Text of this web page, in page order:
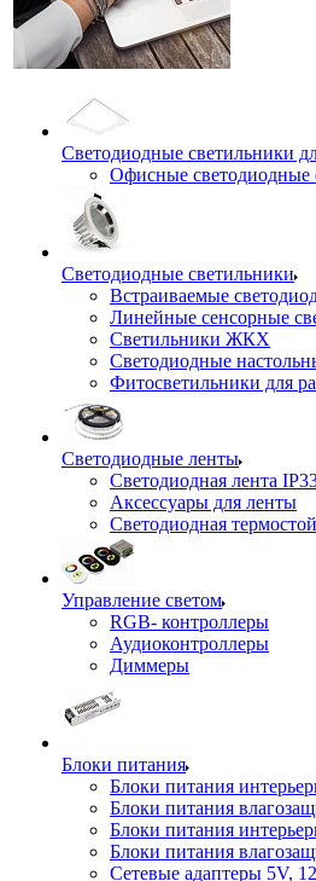
Светодиодные светильники
Офисные светодиодные
Светодиодные светильники
Встраиваемые
Линейные сенсорные
Светильники ЖКХ
Светодиодные
Фитосветильники для
Светодиодные ленты
Светодиодная лента
Аксессуары для ленты
Светодиодная
Управление светом
RGB- контроллеры
Аудиоконтроллеры
Диммеры
Блоки питания
Блоки питания
Блоки питания
Блоки питания
Блоки питания
Сетевые адаптеры 5V,